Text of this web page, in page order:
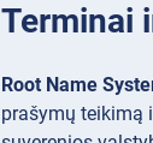
Terminai
Root Name
prašymų teikimą